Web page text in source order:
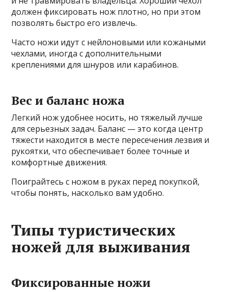
должен фиксировать нож плотно, но при этом
позволять быстро его извлечь.
Часто ножи идут с нейлоновыми или кожаными
чехлами, иногда с дополнительными
креплениями для шнуров или карабинов.
Вес и баланс ножа
Легкий нож удобнее носить, но тяжелый лучше
для серьезных задач. Баланс — это когда центр
тяжести находится в месте пересечения лезвия и
рукоятки, что обеспечивает более точные и
комфортные движения.
Поиграйтесь с ножом в руках перед покупкой,
чтобы понять, насколько вам удобно.
Типы туристических
ножей для выживания
Фиксированные ножи